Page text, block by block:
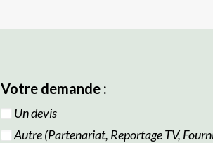
Votre demande :
Un devis
Autre (Partenariat, Reportage TV,